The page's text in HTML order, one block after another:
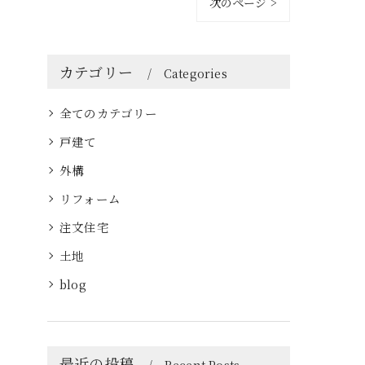
カテゴリー Categories
全てのカテゴリー
戸建て
外構
リフォーム
注文住宅
土地
blog